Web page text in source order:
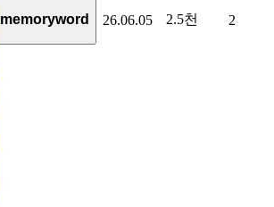
memoryword 26.06.05 2.5천 2